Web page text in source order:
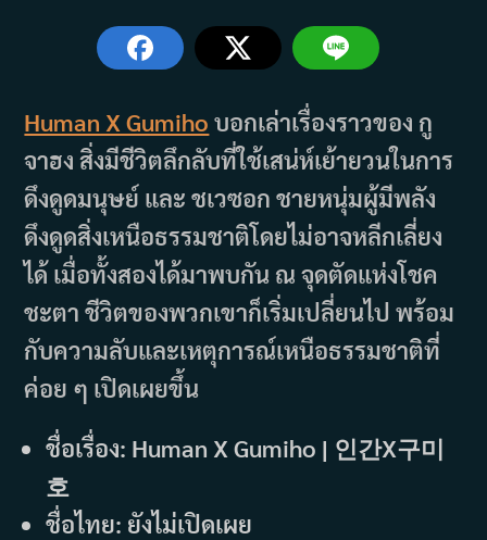
Human X Gumiho บอกเล่าเรื่องราวของ กู
จาฮง สิ่งมีชีวิตลึกลับที่ใช้เสน่ห์เย้ายวนในการ
ดึงดูดมนุษย์ และ ชเวซอก ชายหนุ่มผู้มีพลัง
ดึงดูดสิ่งเหนือธรรมชาติโดยไม่อาจหลีกเลี่ยง
ได้ เมื่อทั้งสองได้มาพบกัน ณ จุดตัดแห่งโชค
ชะตา ชีวิตของพวกเขาก็เริ่มเปลี่ยนไป พร้อม
กับความลับและเหตุการณ์เหนือธรรมชาติที่
ค่อย ๆ เปิดเผยขึ้น
ชื่อเรื่อง: Human X Gumiho | 인간X구미
호
ชื่อไทย: ยังไม่เปิดเผย